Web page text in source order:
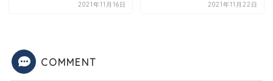
2021年11月16日 2021年11月22日
COMMENT